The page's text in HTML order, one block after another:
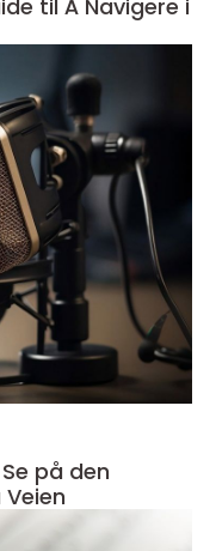
til Å Navigere i
på den